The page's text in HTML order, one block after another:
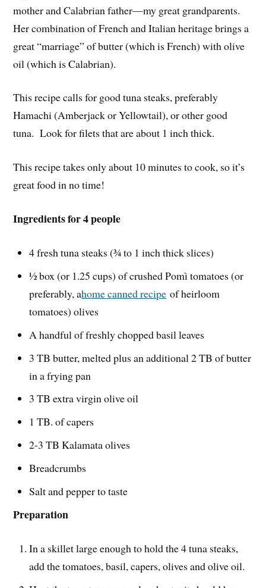
mother and Calabrian father—my great grandparents.
Her combination of French and Italian heritage brings a
great “marriage” of butter (which is French) with olive
oil (which is Calabrian).
This recipe calls for good tuna steaks, preferably
Hamachi (Amberjack or Yellowtail), or other good
tuna. Look for filets that are about 1 inch thick.
This recipe takes only about 10 minutes to cook, so it’s
great food in no time!
Ingredients for 4 people
4 fresh tuna steaks (¾ to 1 inch thick slices)
½ box (or 1.25 cups) of crushed Pomì tomatoes (or
preferably, ahome canned recipe of heirloom
tomatoes) olives
A handful of freshly chopped basil leaves
3 TB butter, melted plus an additional 2 TB of butter
in a frying pan
3 TB extra virgin olive oil
1 TB. of capers
2-3 TB Kalamata olives
Breadcrumbs
Salt and pepper to taste
Preparation
In a skillet large enough to hold the 4 tuna steaks,
add the tomatoes, basil, capers, olives and olive oil.